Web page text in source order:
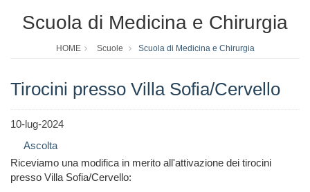
Scuola di Medicina e Chirurgia
HOME Scuole Scuola di Medicina e Chirurgia
Tirocini presso Villa Sofia/Cervello
10-lug-2024
Ascolta
Riceviamo una modifica in merito all'attivazione dei tirocini
presso Villa Sofia/Cervello: